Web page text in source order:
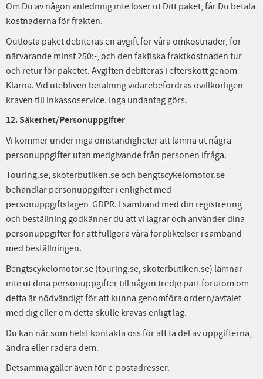
Om Du av någon anledning inte löser ut Ditt paket, får Du betala
kostnaderna för frakten.
Outlösta paket debiteras en avgift för våra omkostnader, för
närvarande minst 250:-, och den faktiska fraktkostnaden tur
och retur för paketet. Avgiften debiteras i efterskott genom
Klarna. Vid utebliven betalning vidarebefordras ovillkorligen
kraven till inkassoservice. Inga undantag görs.
12. Säkerhet/Personuppgifter
Vi kommer under inga omständigheter att lämna ut några
personuppgifter utan medgivande från personen ifråga.
Touring.se, skoterbutiken.se och bengtscykelomotor.se
behandlar personuppgifter i enlighet med
personuppgiftslagen GDPR. I samband med din registrering
och beställning godkänner du att vi lagrar och använder dina
personuppgifter för att fullgöra våra förpliktelser i samband
med beställningen.
Bengtscykelomotor.se (touring.se, skoterbutiken.se) lämnar
inte ut dina personuppgifter till någon tredje part förutom om
detta är nödvändigt för att kunna genomföra ordern/avtalet
med dig eller om detta skulle krävas enligt lag.
Du kan när som helst kontakta oss för att ta del av uppgifterna,
ändra eller radera dem.
Detsamma gäller även för e-postadresser.